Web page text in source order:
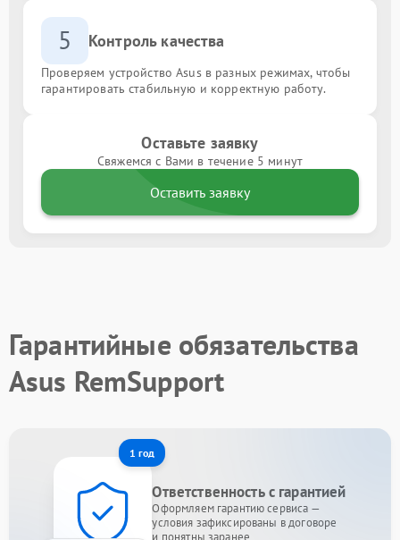
5 Контроль качества
Проверяем устройство Asus в разных режимах, чтобы
гарантировать стабильную и корректную работу.
Оставьте заявку
Свяжемся с Вами в течение 5 минут
Оставить заявку
Гарантийные обязательства
Asus RemSupport
1 год
Ответственность с гарантией
Оформляем гарантию сервиса —
условия зафиксированы в договоре
и понятны заранее.